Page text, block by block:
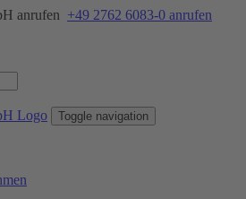
+49 2762 6083-0 anrufen
Toggle navigation